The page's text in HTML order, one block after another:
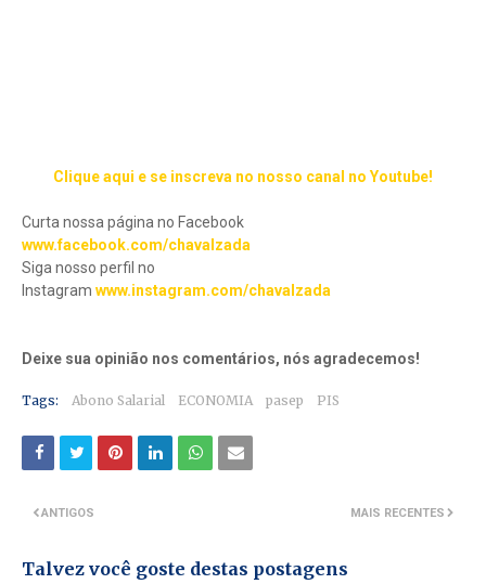
Clique aqui e se inscreva no nosso canal no Youtube!
Curta nossa página no Facebook
www.facebook.com/chavalzada
Siga nosso perfil no
Instagram www.instagram.com/chavalzada
Deixe sua opinião nos comentários, nós agradecemos!
Tags: Abono Salarial ECONOMIA pasep PIS
MAIS RECENTES
ANTIGOS
Talvez você goste destas postagens